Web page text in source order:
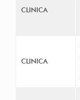
CLINICA
CLINICA